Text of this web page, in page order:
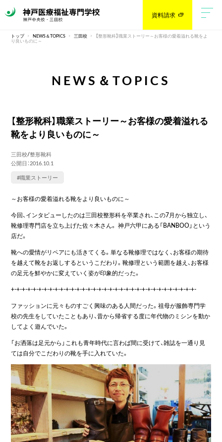
資料請求
トップ NEWS＆TOPICS 三田校 【整形靴科】職業ストーリー～お客様の愛着溢れる靴をよ
り良いものに～
NEWS＆TOPICS
【整形靴科】職業ストーリー～お客様の愛着溢れる
靴をより良いものに～
三田校/整形靴科
公開日：2016.10.1
#職業ストーリー
～お客様の愛着溢れる靴をより良いものに～
今回、インタビューしたのは三田校整形科を卒業され、この7月から独立し、
靴修理専門店を立ち上げた佐々木さん。 神戸六甲にある「BANBOO」という
店だ。
靴への愛情がリペアにも活きてくる。単なる靴修理ではなく、お客様の期待
を越えて靴をお返しするというこだわり。靴修理という範囲を越え、お客様
の足元を鮮やかに変えていく姿が印象的だった。
+-+-+-+-+-+-+-+-+-+-+-+-+-+-+-+-+-+-+-+-+-+-+-+-+-+-+-+-+-+-+-+-+-+-
ファッションに元々ものすごく興味のある人間だった。祖母が服飾専門学
校の先生をしていたこともあり、昔から帰省する度に年代物のミシンを動か
してよく遊んでいた。
「お洒落は足元から」これも青年時代に言わば間に受けて、雑誌を一通り見
ては自分でこだわりの靴を手に入れていた。